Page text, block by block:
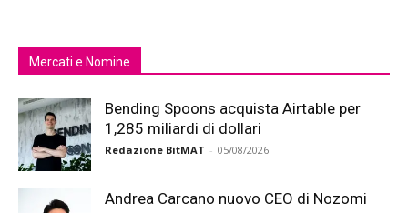
Mercati e Nomine
Bending Spoons acquista Airtable per
1,285 miliardi di dollari
Redazione BitMAT - 05/08/2026
Andrea Carcano nuovo CEO di Nozomi